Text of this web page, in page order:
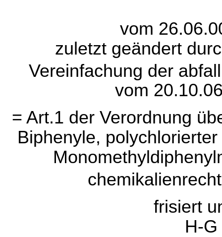
vom
zuletzt geändert
Vereinfachung der
vom
= Art.1 der Verordnung
Biphenyle,
frisiert
H-